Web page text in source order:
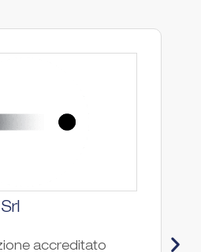
accreditato